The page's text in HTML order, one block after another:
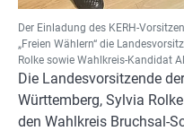
Der Einladung des KERH-
„Freien Wählern“ die
Rolke sowie Wahlkreis-Kandidat
Die Landesvorsitzende
Württemberg, Sylvia
den Wahlkreis Bruchsal-